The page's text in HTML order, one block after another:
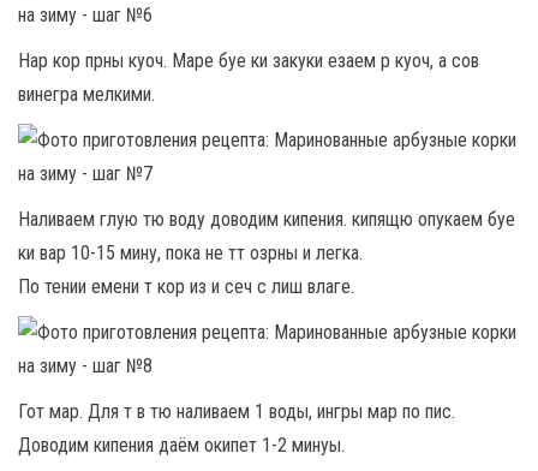
Нар кор прны куоч. Маре буе ки закуки езаем р куоч, а сов
винегра мелкими.
Наливаем глую тю воду доводим кипения. кипящю опукаем буе
ки вар 10-15 мину, пока не тт озрны и легка.
По тении емени т кор из и сеч с лиш влаге.
Гот мар. Для т в тю наливаем 1 воды, ингры мар по пис.
Доводим кипения даём окипет 1-2 минуы.